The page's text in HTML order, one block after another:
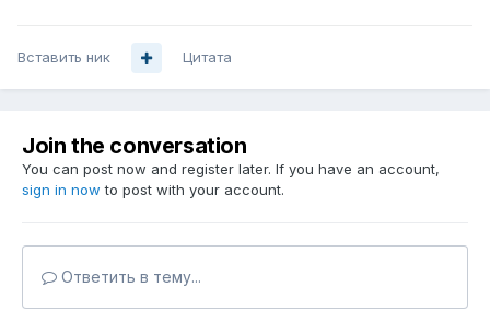
Вставить ник Цитата
Join the conversation
You can post now and register later. If you have an account,
sign in now to post with your account.
Ответить в тему...